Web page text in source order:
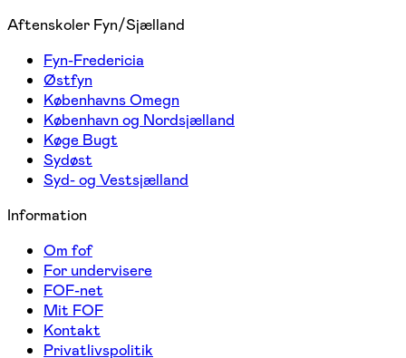
Aftenskoler Fyn/Sjælland
Fyn-Fredericia
Østfyn
Københavns Omegn
København og Nordsjælland
Køge Bugt
Sydøst
Syd- og Vestsjælland
Information
Om fof
For undervisere
FOF-net
Mit FOF
Kontakt
Privatlivspolitik